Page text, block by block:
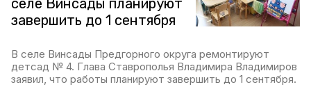
селе Винсады планируют
завершить до 1 сентября
В селе Винсады Предгорного округа ремонтируют
детсад № 4. Глава Ставрополья Владимира Владимиров
заявил, что работы планируют завершить до 1 сентября.